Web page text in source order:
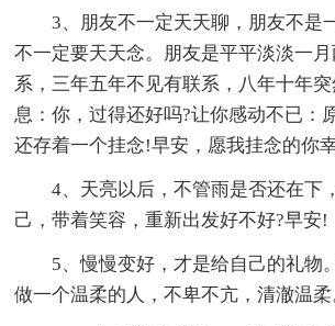
3、朋友不一定天天聊，朋友不是
不一定要天天念。朋友是平平淡淡一
系，三年五年不见有联系，八年十年
息：你，过得还好吗?让你感动不已：
还存着一个挂念!早安，愿我挂念的你
4、天亮以后，不管雨是否还在下
己，带着笑容，重新出发好不好?早安!
5、慢慢变好，才是给自己的礼物
做一个温柔的人，不卑不亢，清澈温